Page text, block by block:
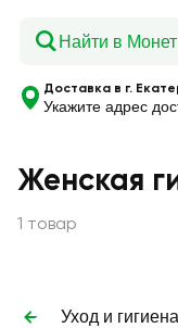
Доставка в г.
Укажите адрес
Женская
1 товар
Уход и гигиена